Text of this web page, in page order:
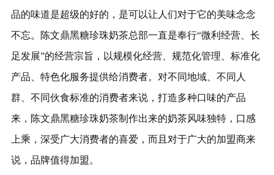
品的味道是超级的好的，是可以让人们对于它的美味念念
不忘。陈文鼎黑糖珍珠奶茶总部一直是奉行“微利经营、长
足发展”的经营宗旨，以规模化经营、规范化管理、标准化
产品、特色化服务提供给消费者。对不同地域、不同人
群、不同伙食标准的消费者来说，打造多种口味的产品
来，陈文鼎黑糖珍珠奶茶制作出来的奶茶风味独特，口感
上乘，深受广大消费者的喜爱，而且对于广大的加盟商来
说，品牌值得加盟。